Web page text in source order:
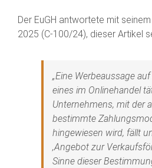
Der EuGH antwortete mit
2025 (C-100/24), dieser Artikel
„Eine Werbeaussage
eines im Onlinehandel
Unternehmens, mit der
bestimmte
hingewiesen wird, fällt
‚Angebot zur
Sinne dieser